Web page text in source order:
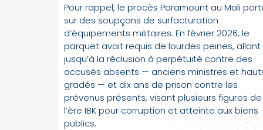
Pour rappel, le procès Paramount au Mali
sur des soupçons de surfacturation
d’équipements militaires. En février 2026, le
parquet avait requis de lourdes peines, allant
jusqu’à la réclusion à perpétuité contre des
accusés absents — anciens ministres et
gradés — et dix ans de prison contre les
prévenus présents, visant plusieurs figures de
l’ère IBK pour corruption et atteinte aux biens
publics.